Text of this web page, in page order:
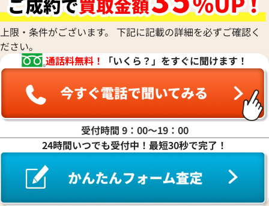
ハ行
マ行
ヤ行
ワ行
上限・条件がございます。 下記に記載の詳細を必ずご確認く
ださい。
通話料無料！
「いくら？」をすぐに聞けます！
受付時間 9：00〜19：00
24時間いつでも受付中！最短30秒で完了！